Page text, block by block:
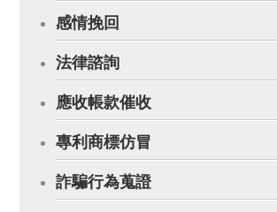
感情挽回
法律諮詢
應收帳款催收
專利商標仿冒
詐騙行為蒐證